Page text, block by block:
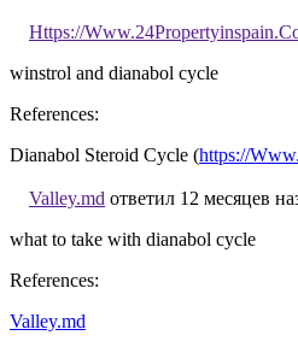
Https://
winstrol and dianabol cycle
References:
Dianabol Steroid Cycle (https://
Valley.md ответил 12 месяцев
what to take with dianabol cycle
References:
Valley.md